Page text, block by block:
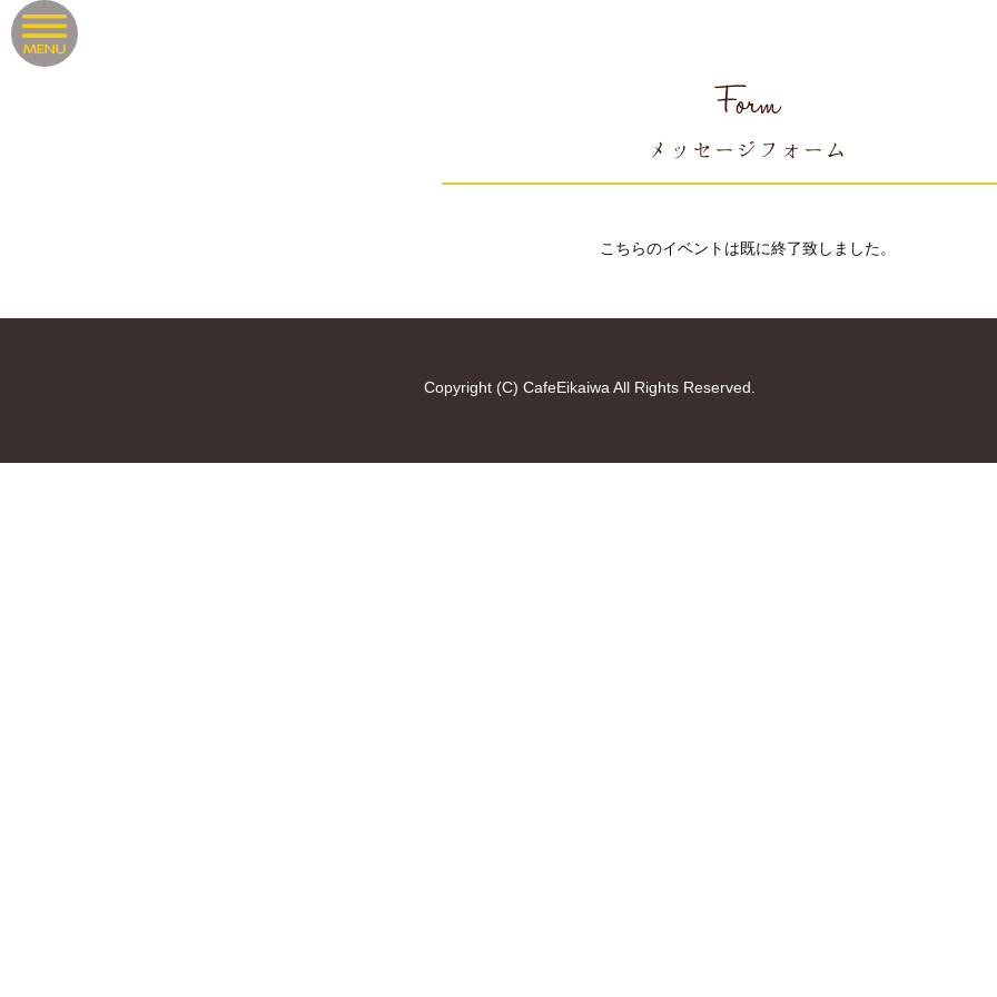
Form
メッセージフォーム
こちらのイベントは既に終了致しました。
Copyright (C) CafeEikaiwa All Rights Reserved.